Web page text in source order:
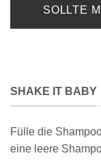
SOLLTE
SHAKE IT BABY
Fülle die
eine leere